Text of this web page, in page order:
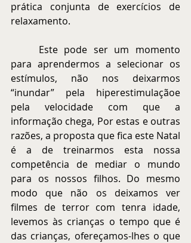
prática conjunta de exercícios de
relaxamento.
para aprendermos a selecionar os
estímulos, não nos deixarmos
“inundar” pela hiperestimulaçãoe
pela velocidade com que a
informação chega, Por estas e outras
razões, a proposta que fica este Natal
é a de treinarmos esta nossa
competência de mediar o mundo
para os nossos filhos. Do mesmo
modo que não os deixamos ver
filmes de terror com tenra idade,
levemos às crianças o tempo que é
das crianças, ofereçamos-lhes o que